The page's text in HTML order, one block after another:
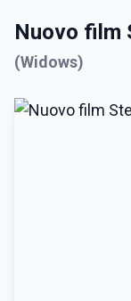
Nuovo film
(Widows)